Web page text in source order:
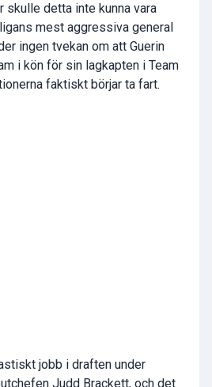
skulle detta inte kunna vara
mest aggressiva general
ingen tvekan om att Guerin
i kön för sin lagkapten i Team
faktiskt börjar ta fart.
jobb i draften under
Judd Brackett, och det